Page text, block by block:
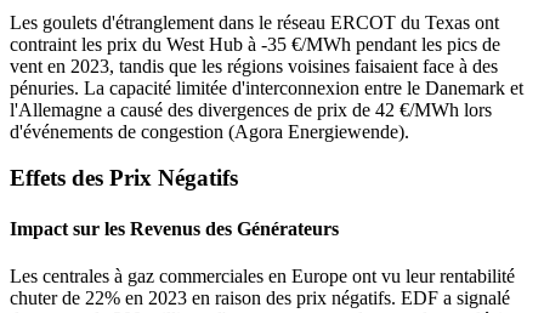
Les goulets d'étranglement dans le réseau ERCOT du Texas ont
contraint les prix du West Hub à -35 €/MWh pendant les pics de
vent en 2023, tandis que les régions voisines faisaient face à des
pénuries. La capacité limitée d'interconnexion entre le Danemark et
l'Allemagne a causé des divergences de prix de 42 €/MWh lors
d'événements de congestion (Agora Energiewende).
Effets des Prix Négatifs
Impact sur les Revenus des Générateurs
Les centrales à gaz commerciales en Europe ont vu leur rentabilité
chuter de 22% en 2023 en raison des prix négatifs. EDF a signalé